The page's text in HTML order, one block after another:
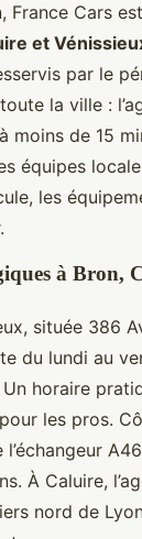
France Cars
et
par le
la ville :
moins de 15
équipes
les
à Bron,
située 386
du lundi au
Un horaire
les pros.
À Caluire,
nord de